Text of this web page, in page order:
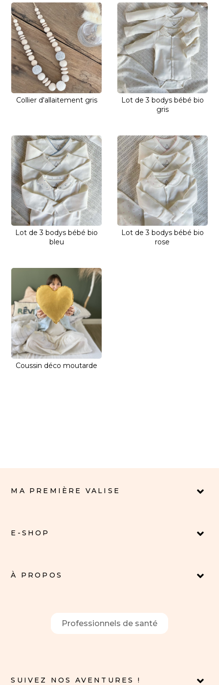
Collier d'allaitement gris
Lot de 3 bodys bébé bio
gris
Lot de 3 bodys bébé bio
bleu
Lot de 3 bodys bébé bio
rose
Coussin déco moutarde
MA PREMIÈRE VALISE
E-SHOP
À PROPOS
Professionnels de santé
SUIVEZ NOS AVENTURES !